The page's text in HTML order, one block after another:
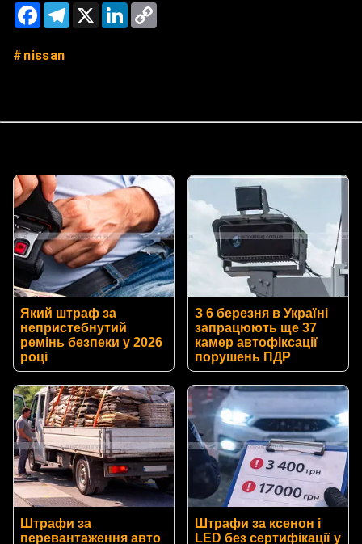
FacebookTelegram
X LinkedIn
nissan
Який штраф за
непристебнутий
ремінь безпеки у 2026
році
З 6 березня в Україні
запрацюють ще 37
камер автофіксації
порушень ПДР
Штрафи за
перевантаження авто
Штрафи за ксенон і
LED без сертифікації у